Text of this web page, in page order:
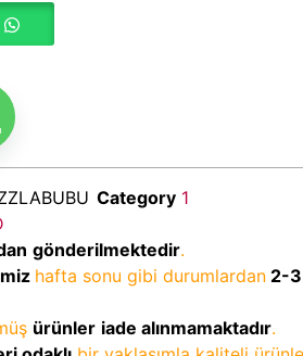
Category 1
gönderilmektedir.
hafta sonu gibi durumlardan 2-3
ürünler iade alınmamaktadır.